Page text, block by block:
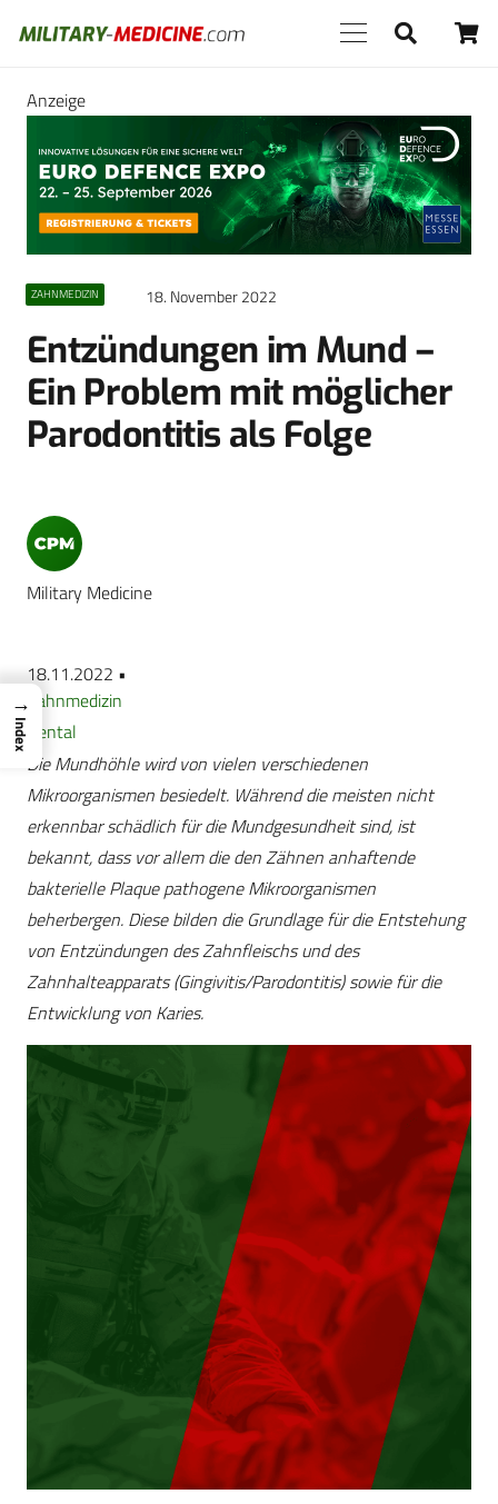
Anzeige
ZAHNMEDIZIN 18. November 2022
Entzündungen im Mund –
Ein Problem mit möglicher
Parodontitis als Folge
Military Medicine
18.11.2022 •
Zahnmedizin
Dental
Die Mundhöhle wird von vielen verschiedenen
Mikroorganismen besiedelt. Während die meisten nicht
erkennbar schädlich für die Mundgesundheit sind, ist
bekannt, dass vor allem die den Zähnen anhaftende
bakterielle Plaque pathogene Mikroorganismen
beherbergen. Diese bilden die Grundlage für die Entstehung
von Entzündungen des Zahnfleischs und des
Zahnhalteapparats (Gingivitis/Parodontitis) sowie für die
Entwicklung von Karies.
→
Index